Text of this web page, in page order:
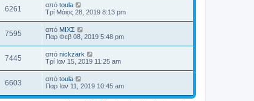
6261 από toula
Τρί Μάιος 28, 2019 8:13 pm
7595 από ΜΙΧΣ
Παρ Φεβ 08, 2019 5:48 pm
7445 από nickzark
Τρί Ιαν 15, 2019 11:25 am
6603 από toula
Παρ Ιαν 11, 2019 10:45 am